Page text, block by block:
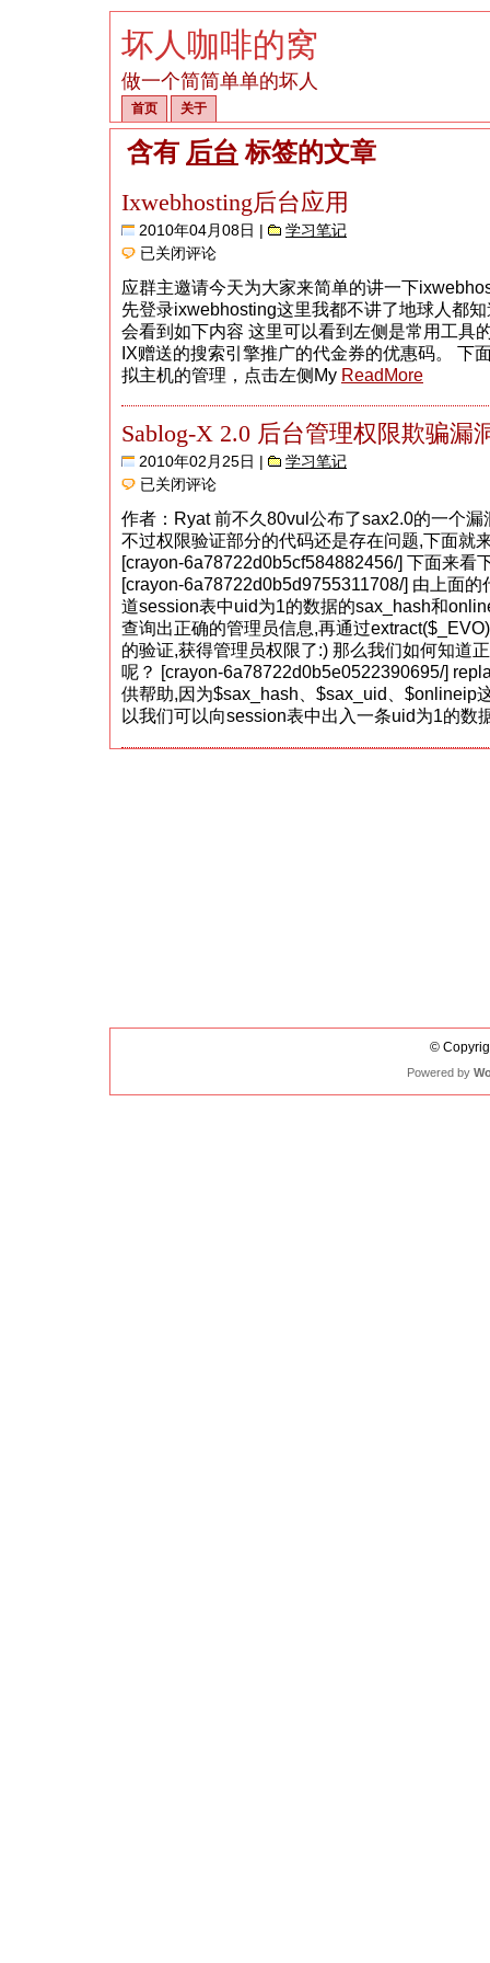
坏人咖啡的窝
做一个简简单单的坏人
首页 关于
含有 后台 标签的文章
Ixwebhosting后台应用
2010年04月08日 | 学习笔记
Ixwebhosting
后
台
应
用
已关闭评论
应群主邀请今天为大家来简单的讲一下
先登录ixwebhosting这里我都不讲了地球人都
会看到如下内容 这里可以看到左侧是常用工具
IX赠送的搜索引擎推广的代金券的优惠码。 下
拟主机的管理，点击左侧My ReadMore
Sablog-X 2.0 后台管理权限欺骗漏
2010年02月25日 | 学习笔记
Sablog-
X
后
台
理
权
限
欺
骗
漏
洞
已关闭评论
作者：Ryat 前不久80vul公布了sax2.0的一个
不过权限验证部分的代码还是存在问题,下面就
[crayon-6a78722d0b5cf584882456/] 下面来看
[crayon-6a78722d0b5d9755311708/] 由上面
道session表中uid为1的数据的sax_hash和
查询出正确的管理员信息,再通过
的验证,获得管理员权限了:) 那么我们如何知道
呢？ [crayon-6a78722d0b5e0522390695/]
供帮助,因为$sax_hash、$sax_uid、$onlineip
以我们可以向session表中出入一条uid为1的数
©
Powered by